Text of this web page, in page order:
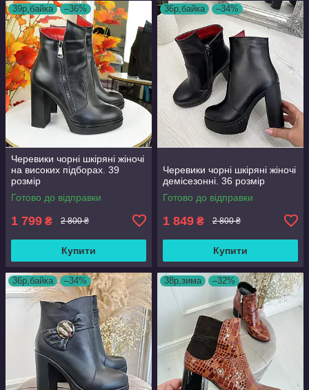
39р,байка –36%
Черевики чорні шкіряні жіночі
на високих підборах. 39
розмір
Готово до відправки
1 799 ₴ 2 800 ₴
Купити
36р,байка –34%
Черевики чорні шкіряні жіночі
демісезонні. 36 розмір
Готово до відправки
1 849 ₴ 2 800 ₴
Купити
36р,байка –34% 38р,зима –32%